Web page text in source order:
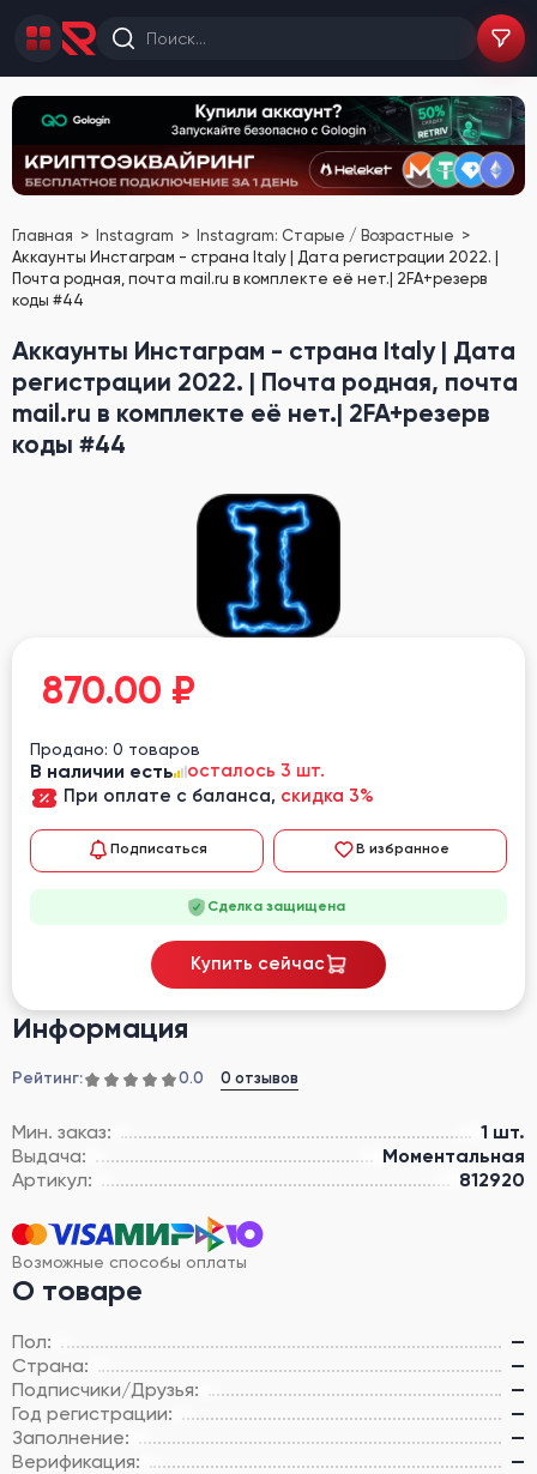
Главная Instagram
Instagram: Старые / Возрастные
Аккаунты Инстаграм - страна Italy | Дата регистрации 2022. |
Почта родная, почта mail.ru в комплекте её нет.| 2FA+резерв
коды #44
Аккаунты Инстаграм - страна Italy | Дата
регистрации 2022. | Почта родная, почта
mail.ru в комплекте её нет.| 2FA+резерв
коды #44
Информация
Рейтинг: 0.0 0 отзывов
Мин. заказ:
1 шт.
Выдача:
Моментальная
Артикул:
812920
Возможные способы оплаты
О товаре
Пол:
—
Страна:
—
Подписчики/Друзья:
—
Год регистрации:
—
Заполнение:
—
Верификация:
—
870.00 ₽
Продано: 0 товаров
В наличии есть
осталось 3 шт.
При оплате с баланса, скидка 3%
Подписаться В избранное
Сделка защищена
Купить сейчас